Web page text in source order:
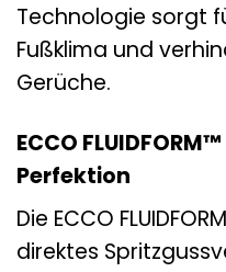
Technologie sorgt
Fußklima und
Gerüche.
ECCO
Perfektion
Die ECCO
direktes